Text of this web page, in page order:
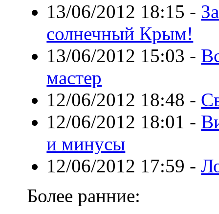
13/06/2012 18:15 -
солнечный Крым!
13/06/2012 15:03 -
мастер
12/06/2012 18:48 -
12/06/2012 18:01 -
и минусы
12/06/2012 17:59 -
Более ранние: